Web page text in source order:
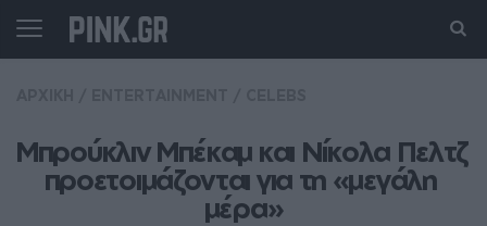
Μπρούκλιν Μπέκαμ και Νίκολα Πελτζ
προετοιμάζονται για τη «μεγάλη
μέρα»